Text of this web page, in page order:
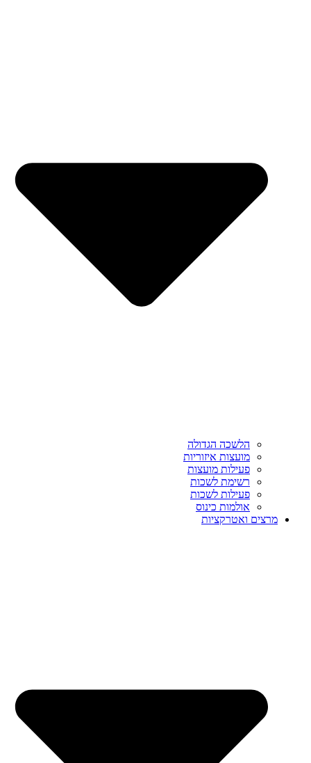
הלשכה הגדולה
מועצות איזוריות
פעילות מועצות
רשימת לשכות
פעילות לשכות
אולמות כינוס
מרצים ואטרקציות